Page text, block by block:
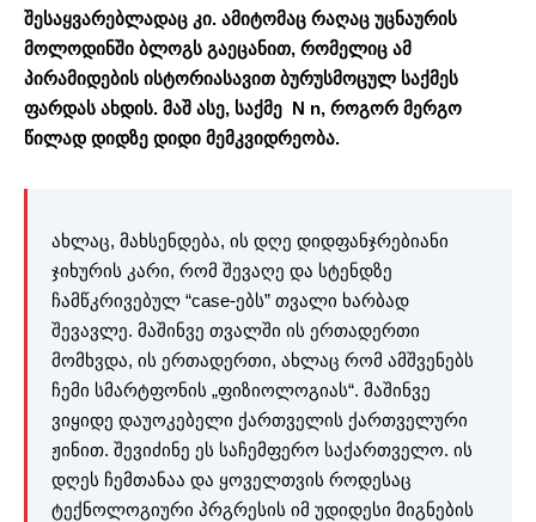
შესაყვარებლადაც კი. ამიტომაც რაღაც უცნაურის
მოლოდინში ბლოგს გაეცანით, რომელიც ამ
პირამიდების ისტორიასავით ბურუსმოცულ საქმეს
ფარდას ახდის. მაშ ასე, საქმე N n, როგორ მერგო
წილად დიდზე დიდი მემკვიდრეობა.
ახლაც, მახსენდება, ის დღე დიდფანჯრებიანი
ჯიხურის კარი, რომ შევაღე და სტენდზე
ჩამწკრივებულ “case-ებს” თვალი ხარბად
შევავლე. მაშინვე თვალში ის ერთადერთი
მომხვდა, ის ერთადერთი, ახლაც რომ ამშვენებს
ჩემი სმარტფონის „ფიზიოლოგიას“. მაშინვე
ვიყიდე დაუოკებელი ქართველის ქართველური
ჟინით. შევიძინე ეს საჩემფერო საქართველო. ის
დღეს ჩემთანაა და ყოველთვის როდესაც
ტექნოლოგიური პრგრესის იმ უდიდესი მიგნების